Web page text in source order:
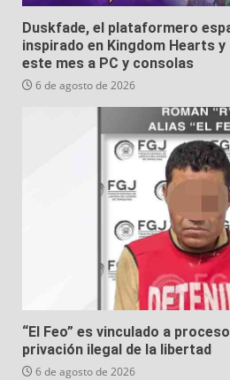
Duskfade, el plataformero
inspirado en Kingdom Hearts
este mes a PC y consolas
6 de agosto de 2026
“El Feo” es vinculado a
privación ilegal de la libertad
6 de agosto de 2026